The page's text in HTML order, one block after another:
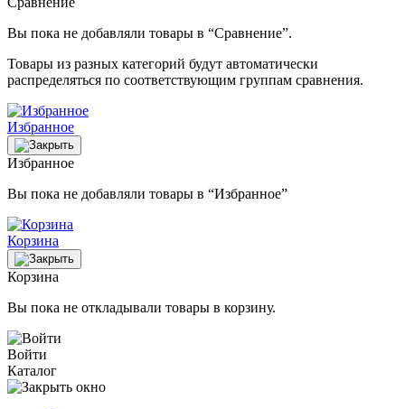
Вы пока не добавляли товары в “Сравнение”.
Товары из разных категорий будут автоматически
распределяться по соответствующим группам сравнения.
Избранное
Избранное
Вы пока не добавляли товары в “Избранное”
Корзина
Корзина
Вы пока не откладывали товары в корзину.
Войти
Каталог